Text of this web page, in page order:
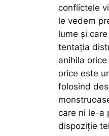
conflictele
le vedem
lume şi
tentaţia
anihila
orice este
folosind
care ni le-a
dispoziţie